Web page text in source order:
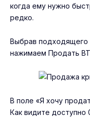
когда ему нужно
редко.
Выбрав подходящего
нажимаем Продать
В поле «Я хочу
Как видите доступно